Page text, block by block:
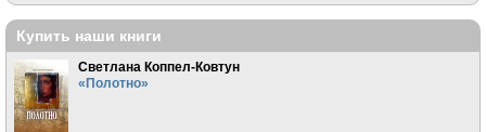
Купить наши книги
Светлана Коппел-Ковтун
«Полотно»